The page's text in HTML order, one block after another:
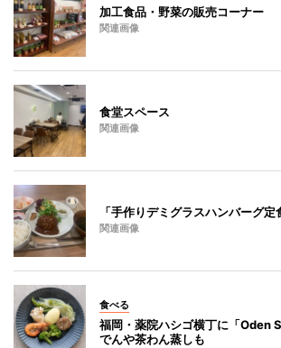
加工食品・野菜の販売コーナー
関連画像
食堂スペース
関連画像
「手作りデミグラスハンバーグ定
関連画像
食べる
福岡・薬院ハシゴ横丁に「Oden
でんや茶わん蒸しも